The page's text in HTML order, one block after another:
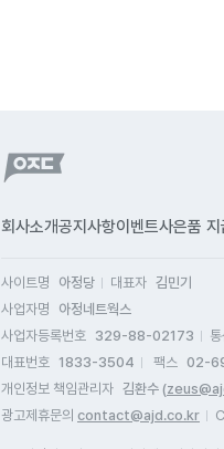
회사소개공지사항이벤트사은품
사이트명 아정당 대표자 김민기
사업자명
아정네트웍스
사업자등록번호 329-88-02173
대표번호 1833-3504 팩스 02-
개인정보 책임관리자 김환수 (
광고제휴문의 contact@ajd.co.kr